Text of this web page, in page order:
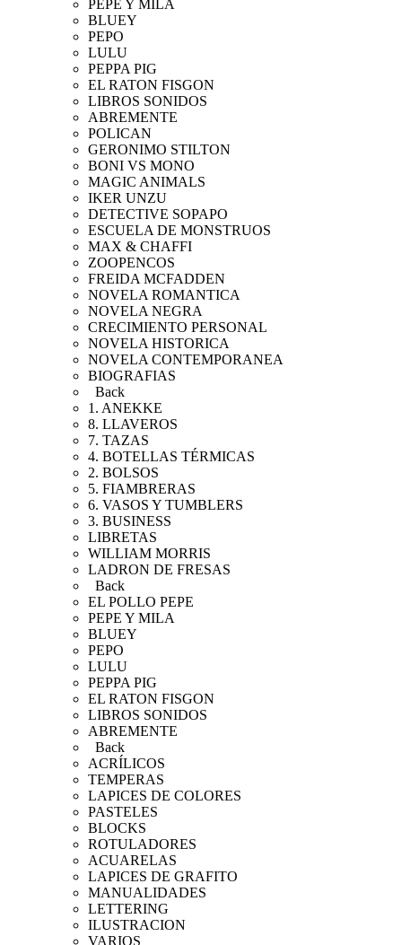
PEPE Y MILA
BLUEY
PEPO
LULU
PEPPA PIG
EL RATON FISGON
LIBROS SONIDOS
ABREMENTE
POLICAN
GERONIMO STILTON
BONI VS MONO
MAGIC ANIMALS
IKER UNZU
DETECTIVE SOPAPO
ESCUELA DE MONSTRUOS
MAX & CHAFFI
ZOOPENCOS
FREIDA MCFADDEN
NOVELA ROMANTICA
NOVELA NEGRA
CRECIMIENTO PERSONAL
NOVELA HISTORICA
NOVELA CONTEMPORANEA
BIOGRAFIAS
Back
1. ANEKKE
8. LLAVEROS
7. TAZAS
4. BOTELLAS TÉRMICAS
2. BOLSOS
5. FIAMBRERAS
6. VASOS Y TUMBLERS
3. BUSINESS
LIBRETAS
WILLIAM MORRIS
LADRON DE FRESAS
Back
EL POLLO PEPE
PEPE Y MILA
BLUEY
PEPO
LULU
PEPPA PIG
EL RATON FISGON
LIBROS SONIDOS
ABREMENTE
Back
ACRÍLICOS
TEMPERAS
LAPICES DE COLORES
PASTELES
BLOCKS
ROTULADORES
ACUARELAS
LAPICES DE GRAFITO
MANUALIDADES
LETTERING
ILUSTRACION
VARIOS